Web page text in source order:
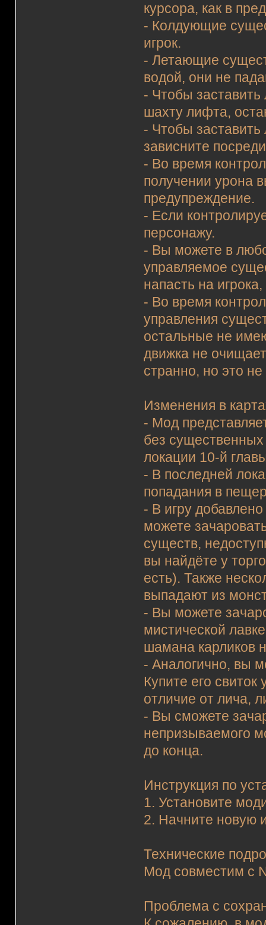
курсора, как в
- Колдующие
игрок.
- Летающие
водой, они не
- Чтобы
шахту лифта,
- Чтобы
зависните
- Во время
получении урона
предупреждение.
- Если
персонажу.
- Вы можете в
управляемое
напасть на
- Во время
управления
остальные не
движка не
странно, но это
Изменения в
- Мод
без
локации 10-й
- В последней
попадания в
- В игру
можете
существ,
вы найдёте у
есть). Также
выпадают из
- Вы можете
мистической
шамана карликов
- Аналогично, вы
Купите его
отличие от лича,
- Вы сможете
непризываемого
до конца.
Инструкция по
1. Установите
2. Начните новую
Технические
Мод совместим с
Проблема с